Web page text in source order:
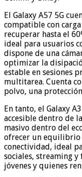
El Galaxy A57 5G
compatible con
recuperar hasta el
ideal para usuarios
dispone de una
optimizar la
estable en sesiones
multitarea. Cuenta
polvo, una
En tanto, el Galaxy
accesible dentro de
masivo dentro del
ofrecer un equilibrio
conectividad, ideal
sociales, streaming
jóvenes y quienes